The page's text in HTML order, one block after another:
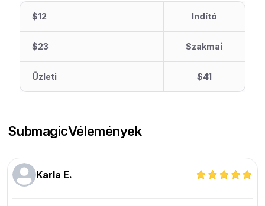
$12 Indító
$23 Szakmai
Üzleti $41
SubmagicVélemények
Karla E.